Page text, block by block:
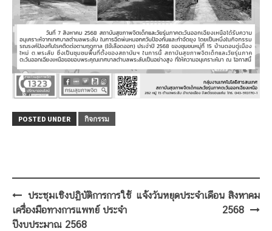
POSTED UNDER กิจกรรม
Post
navigation
ประชุมเชิงปฏิบัติการการใช้
เครื่องมือทางการแพทย์ ประจำ
ปีงบประมาณ 2568
แจ้งวันหยุดประจำเดือน สิงหาคม
2568